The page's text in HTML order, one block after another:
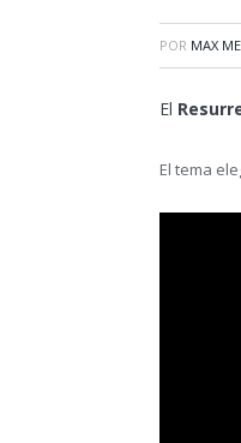
POR MAX
El
El tema